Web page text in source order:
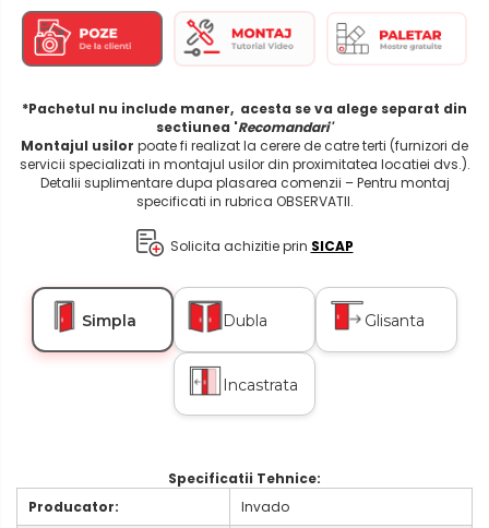
*Pachetul nu include maner, acesta se va alege separat din
sectiunea 'Recomandari'
Montajul usilor poate fi realizat la cerere de catre terti (furnizori de
servicii specializati in montajul usilor din proximitatea locatiei dvs.).
Detalii suplimentare dupa plasarea comenzii – Pentru montaj
specificati in rubrica OBSERVATII.
Solicita achizitie prin SICAP
Simpla Dubla Glisanta
Incastrata
Specificatii Tehnice:
Producator:
Invado